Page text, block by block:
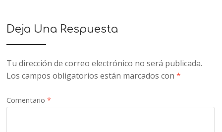
Deja Una Respuesta
Tu dirección de correo electrónico no será publicada.
Los campos obligatorios están marcados con*
Comentario*